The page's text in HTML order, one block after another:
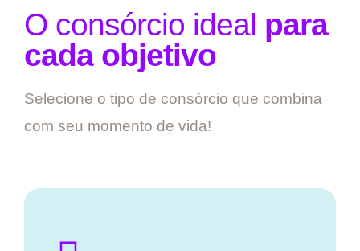
O consórcio ideal para
cada objetivo
Selecione o tipo de consórcio que combina
com seu momento de vida!